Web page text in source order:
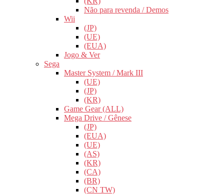
Não para revenda / Demos
Wii
(JP)
(UE)
(EUA)
Jogo & Ver
Sega
Master System / Mark III
(UE)
(JP)
(KR)
Game Gear (ALL)
Mega Drive / Gênese
(JP)
(EUA)
(UE)
(AS)
(KR)
(CA)
(BR)
(CN TW)